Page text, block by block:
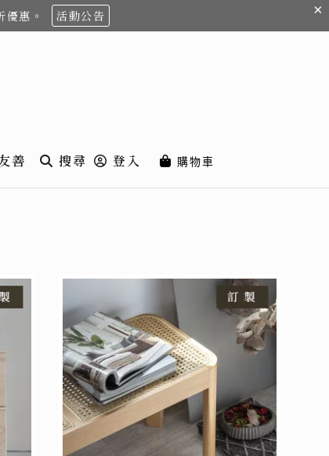
×
優惠。 活動公告
善 搜尋 登入 購物車